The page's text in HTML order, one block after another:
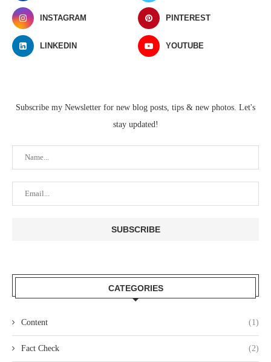
INSTAGRAM PINTEREST
LINKEDIN YOUTUBE
Subscribe my Newsletter for new blog posts, tips & new photos. Let's
stay updated!
CATEGORIES
Content (1)
Fact Check (2)